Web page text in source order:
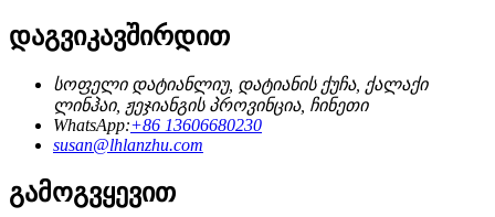
დაგვიკავშირდით
სოფელი დატიანლიუ, დატიანის ქუჩა, ქალაქი
ლინჰაი, ჟეჯიანგის პროვინცია, ჩინეთი
WhatsApp:+86 13606680230
susan@lhlanzhu.com
გამოგვყევით